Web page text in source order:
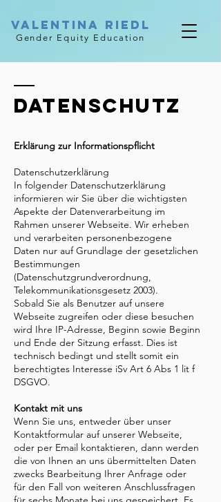
valentina riedl
Gender Equity Education
DATENSCHUTZ
Erklärung zur Informationspflicht
Datenschutzerklärung
In folgender Datenschutzerklärung
informieren wir Sie über die wichtigsten
Aspekte der Datenverarbeitung im
Rahmen unserer Webseite. Wir erheben
und verarbeiten personenbezogene
Daten nur auf Grundlage der gesetzlichen
Bestimmungen
(Datenschutzgrundverordnung,
Telekommunikationsgesetz 2003).
Sobald Sie als Benutzer auf unsere
Webseite zugreifen oder diese besuchen
wird Ihre IP-Adresse, Beginn sowie Beginn
und Ende der Sitzung erfasst. Dies ist
technisch bedingt und stellt somit ein
berechtigtes Interesse iSv Art 6 Abs 1 lit f
DSGVO.
Kontakt mit uns
Wenn Sie uns, entweder über unser
Kontaktformular auf unserer Webseite,
oder per Email kontaktieren, dann werden
die von Ihnen an uns übermittelten Daten
zwecks Bearbeitung Ihrer Anfrage oder
für den Fall von weiteren Anschlussfragen